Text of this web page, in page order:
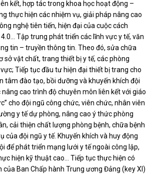
kết, hợp tác trong khoa học hoạt động –
thực hiện các nhiệm vụ, giải pháp nâng cao
nghệ tiên tiến, hiện đại của cuộc cách
Tập trung phát triển các lĩnh vực y tế, văn
tin – truyền thông tin. Theo đó, sửa chữa
sở vật chất, trang thiết bị y tế, các phòng
Tiếp tục đầu tư hiện đại thiết bị trang cho
tâm đào tạo, bồi dưỡng và khuyến khích đội
nâng cao trình độ chuyên môn liên kết với giáo
cho đội ngũ công chức, viên chức, nhân viên
y tế dự phòng, nâng cao ý thức phòng
cải thiện chất lượng phòng bệnh, chữa bệnh
của đội ngũ y tế. Khuyến khích và huy động
để phát triển mạng lưới y tế ngoài công lập,
hiện kỹ thuật cao… Tiếp tục thực hiện có
của Ban Chấp hành Trung ương Đảng (key XI)